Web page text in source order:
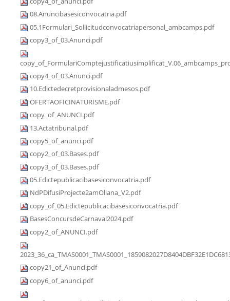
08.Anuncibasesiconvocatria.pdf
05.1Formulari_Sollicitudconvocatriapersonal_ambcamps.pdf
copy3_of_03.Anunci.pdf
copy4_of_03.Anunci.pdf
10.Edictedecretprovisionaladmesos.pdf
OFERTAOFICINATURISME.pdf
copy_of_ANUNCI.pdf
13.Actatribunal.pdf
copy5_of_anunci.pdf
copy2_of_03.Bases.pdf
copy3_of_03.Bases.pdf
05.Edictepublicacibasesiconvocatria.pdf
NdPDifusiProjecte2amOliana_V2.pdf
copy_of_05.Edictepublicacibasesiconvocatria.pdf
BasesConcursdeCarnaval2024.pdf
copy2_of_ANUNCI.pdf
copy21_of_Anunci.pdf
copy6_of_anunci.pdf